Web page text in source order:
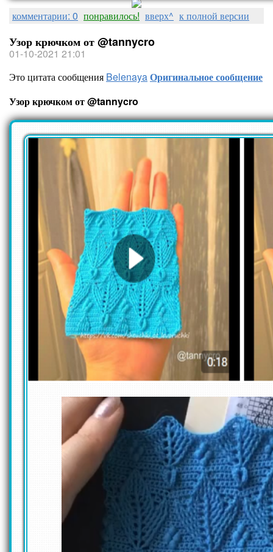
комментарии: 0 понравилось! вверх^ к полной версии
Узор крючком от @tannycro
01-10-2021 21:01
Это цитата сообщения BelenayaОригинальное сообщение
Узор крючком от @tannycro